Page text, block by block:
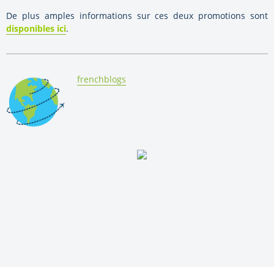
De plus amples informations sur ces deux promotions sont
disponibles ici.
By:
frenchblogs